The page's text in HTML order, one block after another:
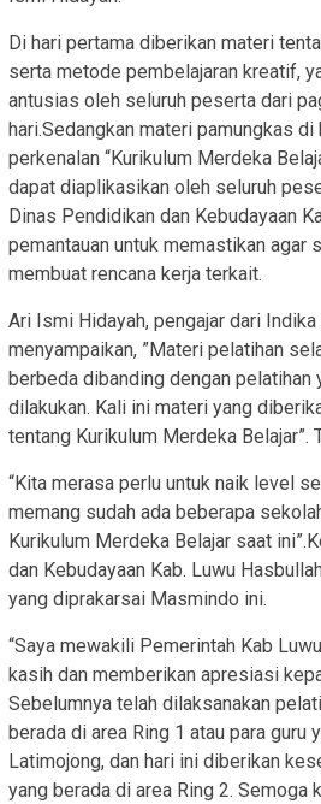
Di hari pertama diberikan materi
serta metode pembelajaran kreatif,
antusias oleh seluruh peserta dari
hari.Sedangkan materi pamungkas di
perkenalan “Kurikulum Merdeka
dapat diaplikasikan oleh seluruh
Dinas Pendidikan dan Kebudayaan
pemantauan untuk memastikan agar
membuat rencana kerja terkait.
Ari Ismi Hidayah, pengajar dari
menyampaikan, ”Materi pelatihan
berbeda dibanding dengan pelatihan
dilakukan. Kali ini materi yang
tentang Kurikulum Merdeka Belajar”.
“Kita merasa perlu untuk naik level
memang sudah ada beberapa
Kurikulum Merdeka Belajar saat
dan Kebudayaan Kab. Luwu
yang diprakarsai Masmindo ini.
“Saya mewakili Pemerintah Kab
kasih dan memberikan apresiasi
Sebelumnya telah dilaksanakan
berada di area Ring 1 atau para guru
Latimojong, dan hari ini diberikan
yang berada di area Ring 2. Semoga